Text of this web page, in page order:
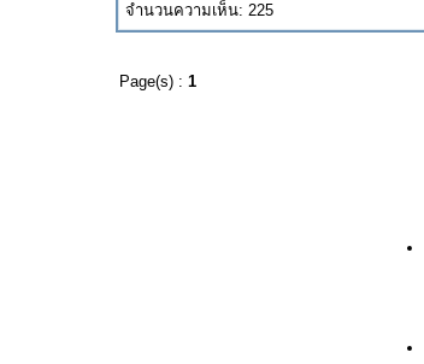
จำนวนความเห็น: 225
Page(s) : 1